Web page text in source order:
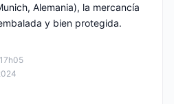
Alemania), la mercancía
y bien protegida.